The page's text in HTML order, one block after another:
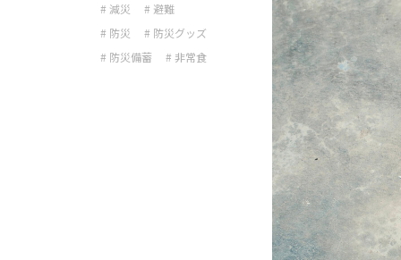
# 減災
# 避難
# 防災
# 防災グッズ
# 防災備蓄
# 非常食